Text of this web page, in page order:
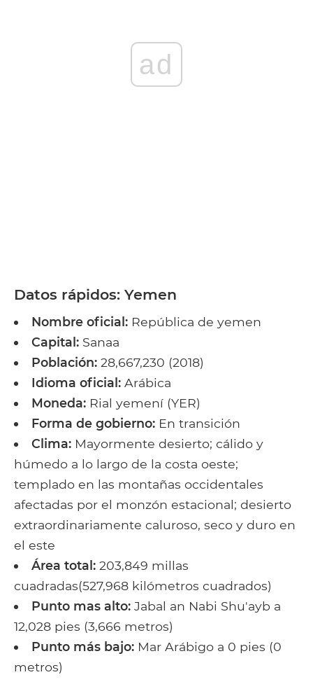
ad
Datos rápidos: Yemen
Nombre oficial: República de yemen
Capital: Sanaa
Población: 28,667,230 (2018)
Idioma oficial: Arábica
Moneda: Rial yemení (YER)
Forma de gobierno: En transición
Clima: Mayormente desierto; cálido y
húmedo a lo largo de la costa oeste;
templado en las montañas occidentales
afectadas por el monzón estacional; desierto
extraordinariamente caluroso, seco y duro en
el este
Área total: 203,849 millas
cuadradas(527,968 kilómetros cuadrados)
Punto mas alto: Jabal an Nabi Shu'ayb a
12,028 pies (3,666 metros)
Punto más bajo: Mar Arábigo a 0 pies (0
metros)